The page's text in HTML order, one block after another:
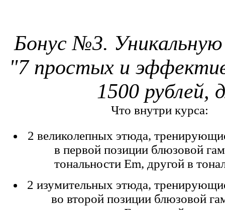
Бонус №3. Уникальную
"7 простых и
1500 рублей,
Что внутри курса:
2 великолепных этюда,
в первой позиции блюзовой
тональности Em, другой в
2 изумительных этюда,
во второй позиции блюзовой